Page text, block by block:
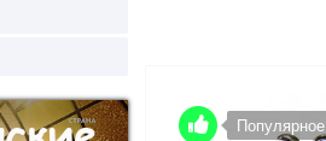
Популярное